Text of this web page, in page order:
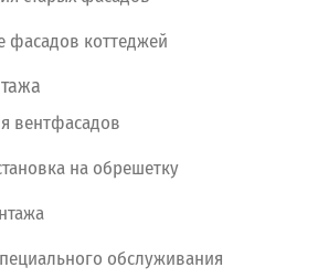
фасадов коттеджей
вентфасадов
на обрешетку
обслуживания